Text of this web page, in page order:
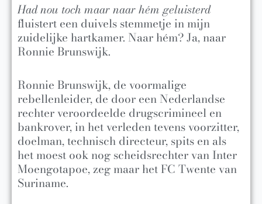
Had nou toch maar naar hém geluisterd
fluistert een duivels stemmetje in mijn
zuidelijke hartkamer. Naar hém? Ja, naar
Ronnie Brunswijk.
Ronnie Brunswijk, de voormalige
rebellenleider, de door een Nederlandse
rechter veroordeelde drugscrimineel en
bankrover, in het verleden tevens voorzitter,
doelman, technisch directeur, spits en als
het moest ook nog scheidsrechter van Inter
Moengotapoe, zeg maar het FC Twente van
Suriname.